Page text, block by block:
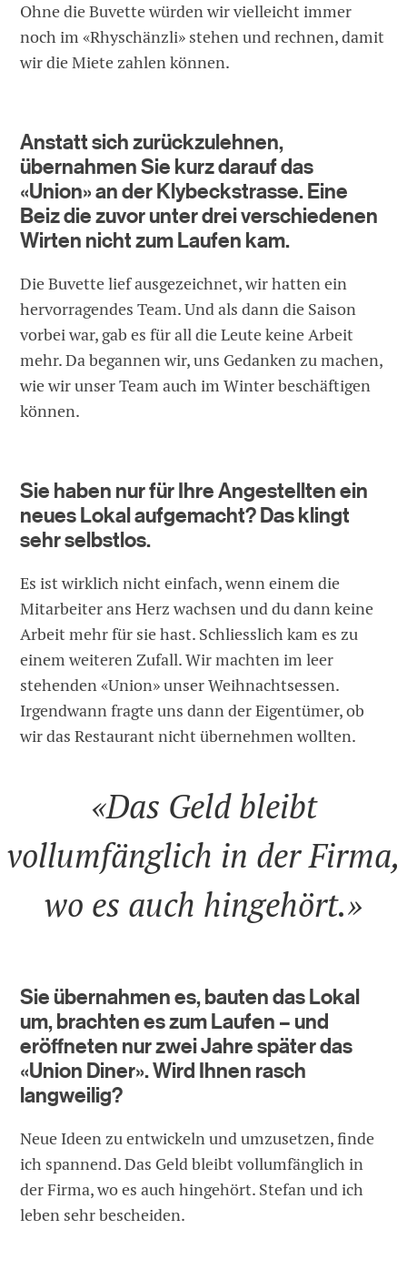
Ohne die Buvette würden wir vielleicht immer
noch im «Rhyschänzli» stehen und rechnen, damit
wir die Miete zahlen können.
Anstatt sich zurückzulehnen,
übernahmen Sie kurz darauf das
«Union» an der Klybeckstrasse. Eine
Beiz die zuvor unter drei verschiedenen
Wirten nicht zum Laufen kam.
Die Buvette lief ausgezeichnet, wir hatten ein
hervorragendes Team. Und als dann die Saison
vorbei war, gab es für all die Leute keine Arbeit
mehr. Da begannen wir, uns Gedanken zu machen,
wie wir unser Team auch im Winter beschäftigen
können.
Sie haben nur für Ihre Angestellten ein
neues Lokal aufgemacht? Das klingt
sehr selbstlos.
Es ist wirklich nicht einfach, wenn einem die
Mitarbeiter ans Herz wachsen und du dann keine
Arbeit mehr für sie hast. Schliesslich kam es zu
einem weiteren Zufall. Wir machten im leer
stehenden «Union» unser Weihnachtsessen.
Irgendwann fragte uns dann der Eigentümer, ob
wir das Restaurant nicht übernehmen wollten.
«Das Geld bleibt
vollumfänglich in der Firma,
wo es auch hingehört.»
Sie übernahmen es, bauten das Lokal
um, brachten es zum Laufen – und
eröffneten nur zwei Jahre später das
«Union Diner». Wird Ihnen rasch
langweilig?
Neue Ideen zu entwickeln und umzusetzen, finde
ich spannend. Das Geld bleibt vollumfänglich in
der Firma, wo es auch hingehört. Stefan und ich
leben sehr bescheiden.